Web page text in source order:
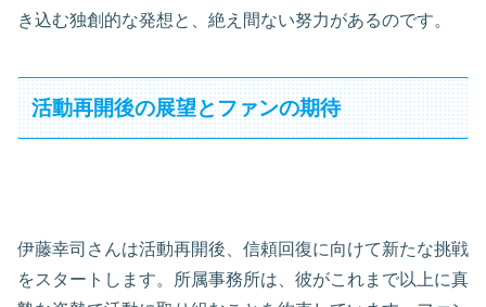
き込む独創的な発想と、絶え間ない努力があるのです。
活動再開後の展望とファンの期待
伊藤幸司さんは活動再開後、信頼回復に向けて新たな挑戦
をスタートします。所属事務所は、彼がこれまで以上に真